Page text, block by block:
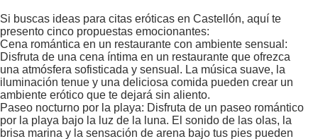
Si buscas ideas para citas eróticas en Castellón, aquí te
presento cinco propuestas emocionantes:
Cena romántica en un restaurante con ambiente sensual:
Disfruta de una cena íntima en un restaurante que ofrezca
una atmósfera sofisticada y sensual. La música suave, la
iluminación tenue y una deliciosa comida pueden crear un
ambiente erótico que te dejará sin aliento.
Paseo nocturno por la playa: Disfruta de un paseo romántico
por la playa bajo la luz de la luna. El sonido de las olas, la
brisa marina y la sensación de arena bajo tus pies pueden